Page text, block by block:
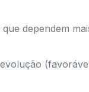
dependem